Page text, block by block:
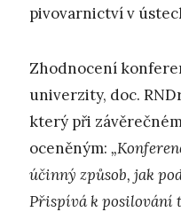
pivovarnictví v
Zhodnocení
univerzity, doc.
který při
oceněným:
účinný způsob, jak
Přispívá k posilování